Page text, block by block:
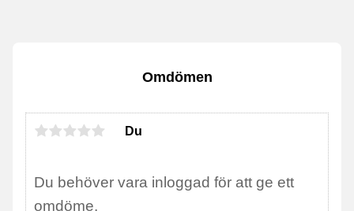
Omdömen
Du